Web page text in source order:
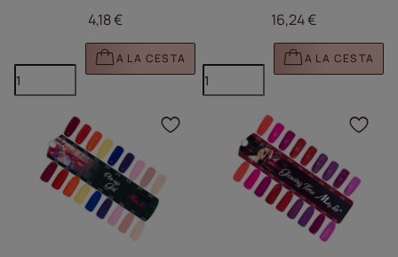
4,18 €
A LA CESTA
16,24 €
A LA CESTA
Haga clic para añadir